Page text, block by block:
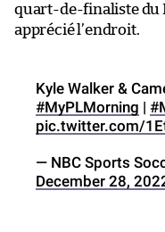
quart-de-finaliste du
apprécié l’endroit.
Kyle Walker &
#MyPLMorning |
pic.twitter.com/
— NBC Sports
December 28,